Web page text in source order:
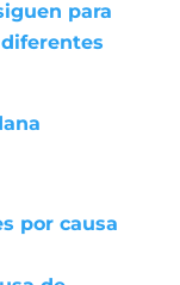
para
por causa